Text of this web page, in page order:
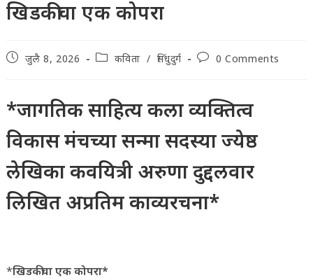
खिडकीचा एक कोपरा
Postजुलै 8, 2026
Postकविता / सिंधुदुर्ग
Post0 Comments
*जागतिक साहित्य कला व्यक्तित्व
विकास मंचच्या सन्मा सदस्या ज्येष्ठ
लेखिका कवयित्री अरुणा दुद्दलवार
लिखित अप्रतिम काव्यरचना*
*खिडकीचा एक कोपरा*